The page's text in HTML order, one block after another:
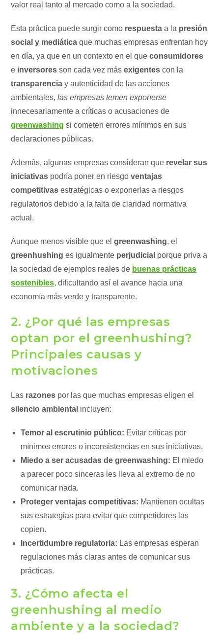
valor real tanto al mercado como a la sociedad.
Esta práctica puede surgir como respuesta a la presión
social y mediática que muchas empresas enfrentan hoy
en día, ya que en un contexto en el queconsumidores
e inversores son cada vez másexigentes con la
transparencia y autenticidad de las acciones
ambientales, las empresas temen exponerse
innecesariamente a críticas o acusaciones de
greenwashing si cometen errores mínimos en sus
declaraciones públicas.
Además, algunas empresas consideran que revelar sus
iniciativas podría poner en riesgoventajas
competitivas estratégicas o exponerlas a riesgos
regulatorios debido a la falta de claridad normativa
actual.
Aunque menos visible que elgreenwashing, el
greenhushing es igualmente perjudicial porque priva a
la sociedad de ejemplos reales de buenas prácticas
sostenibles, dificultando así el avance hacia una
economía más verde y transparente.
2. ¿Por qué las empresas
optan por el greenhushing?
Principales causas y
motivaciones
Las razones por las que muchas empresas eligen el
silencio ambiental incluyen:
Temor al escrutinio público: Evitar críticas por
mínimos errores o inconsistencias en sus iniciativas.
Miedo a ser acusadas de greenwashing: El miedo
a parecer poco sinceras les lleva al extremo de no
comunicar nada.
Proteger ventajas competitivas: Mantienen ocultas
sus estrategias para evitar que competidores las
copien.
Incertidumbre regulatoria: Las empresas esperan
regulaciones más claras antes de comunicar sus
prácticas.
3. ¿Cómo afecta el
greenhushing al medio
ambiente y a la sociedad?